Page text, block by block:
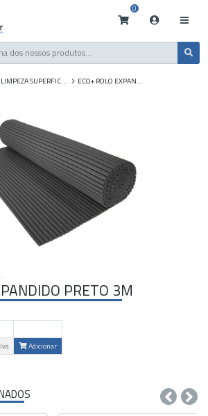
0
LIMPEZA SUPERFICIES ECO+ ROLO EXPANDIDO PRETO 3M
PRETO 3M
Adicionar